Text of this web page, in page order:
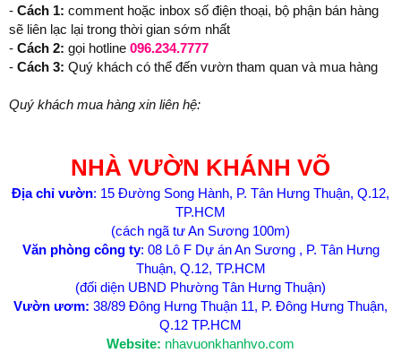
- Cách 1: comment hoặc inbox số điện thoại, bộ phận bán hàng
sẽ liên lạc lại trong thời gian sớm nhất
- Cách 2: gọi hotline 096.234.7777
- Cách 3: Quý khách có thể đến vườn tham quan và mua hàng
Quý khách mua hàng xin liên hệ:
NHÀ VƯỜN KHÁNH VÕ
Địa chỉ vườn: 15 Đường Song Hành, P. Tân Hưng Thuận, Q.12,
TP.HCM
(cách ngã tư An Sương 100m)
Văn phòng công ty: 08 Lô F Dự án An Sương , P. Tân Hưng
Thuận, Q.12, TP.HCM
(đối diện UBND Phường Tân Hưng Thuận)
Vườn ươm: 38/89 Đông Hưng Thuận 11, P. Đông Hưng Thuận,
Q.12 TP.HCM
Website: nhavuonkhanhvo.com